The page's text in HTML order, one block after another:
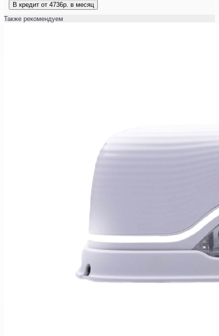
В кредит от 4736р. в месяц
Также рекомендуем